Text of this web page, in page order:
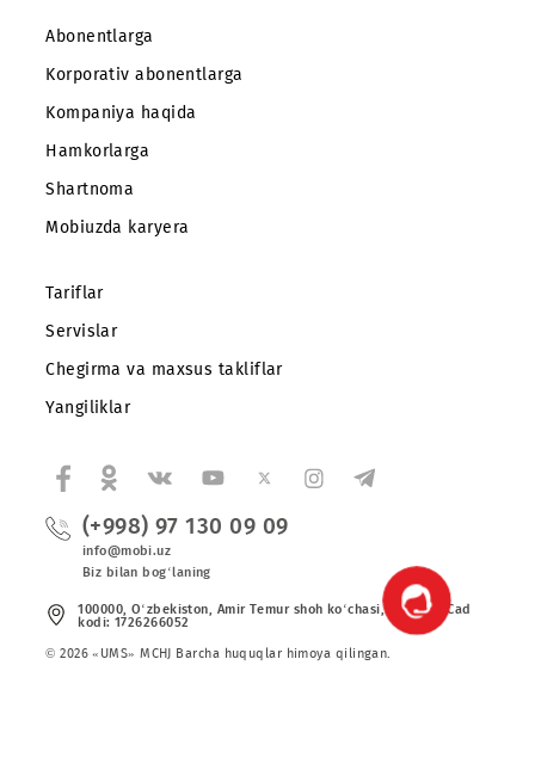
Ro‘yxatga qaytish
Mobiuz ilovasini yuklab oling
Korporativ abonentlarga
Kompaniya haqida
Hamkorlarga
Shartnoma
Mobiuzda karyera